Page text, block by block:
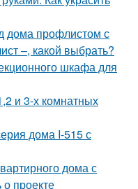
дома профлистом с
–, какой выбрать?
шкафа для
и 3-х комнатных
дома I-515 с
дома с
проекте